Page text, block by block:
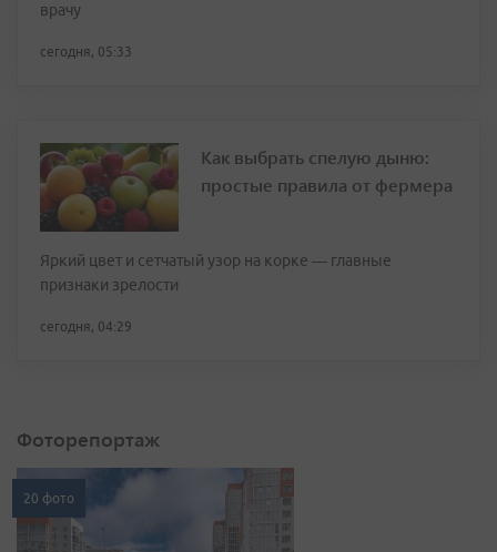
врачу
сегодня, 05:33
Как выбрать спелую дыню:
простые правила от фермера
Яркий цвет и сетчатый узор на корке — главные
признаки зрелости
сегодня, 04:29
Фоторепортаж
20 фото